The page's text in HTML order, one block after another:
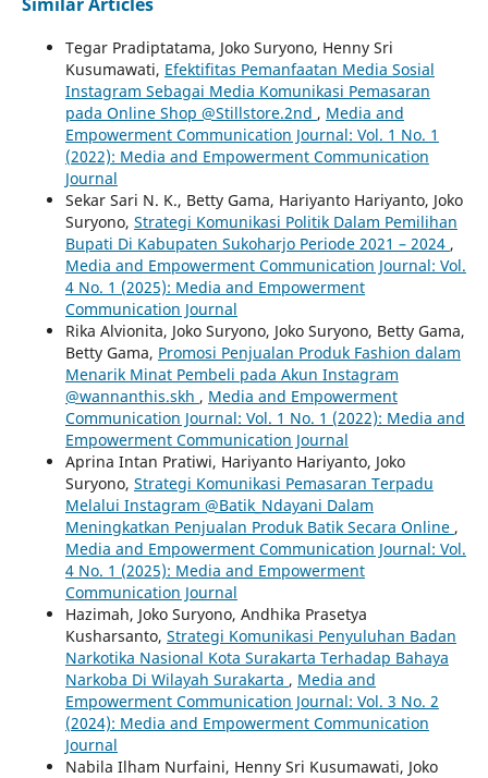
Tegar Pradiptatama, Joko Suryono, Henny Sri
Kusumawati, Efektifitas Pemanfaatan Media Sosial
Instagram Sebagai Media Komunikasi Pemasaran
pada Online Shop @Stillstore.2nd , Media and
Empowerment Communication Journal: Vol. 1 No. 1
(2022): Media and Empowerment Communication
Journal
Sekar Sari N. K., Betty Gama, Hariyanto Hariyanto, Joko
Suryono, Strategi Komunikasi Politik Dalam Pemilihan
Bupati Di Kabupaten Sukoharjo Periode 2021 – 2024 ,
Media and Empowerment Communication Journal: Vol.
4 No. 1 (2025): Media and Empowerment
Communication Journal
Rika Alvionita, Joko Suryono, Joko Suryono, Betty Gama,
Betty Gama, Promosi Penjualan Produk Fashion dalam
Menarik Minat Pembeli pada Akun Instagram
@wannanthis.skh , Media and Empowerment
Communication Journal: Vol. 1 No. 1 (2022): Media and
Empowerment Communication Journal
Aprina Intan Pratiwi, Hariyanto Hariyanto, Joko
Suryono, Strategi Komunikasi Pemasaran Terpadu
Melalui Instagram @Batik_Ndayani Dalam
Meningkatkan Penjualan Produk Batik Secara Online ,
Media and Empowerment Communication Journal: Vol.
4 No. 1 (2025): Media and Empowerment
Communication Journal
Hazimah, Joko Suryono, Andhika Prasetya
Kusharsanto, Strategi Komunikasi Penyuluhan Badan
Narkotika Nasional Kota Surakarta Terhadap Bahaya
Narkoba Di Wilayah Surakarta , Media and
Empowerment Communication Journal: Vol. 3 No. 2
(2024): Media and Empowerment Communication
Journal
Nabila Ilham Nurfaini, Henny Sri Kusumawati, Joko